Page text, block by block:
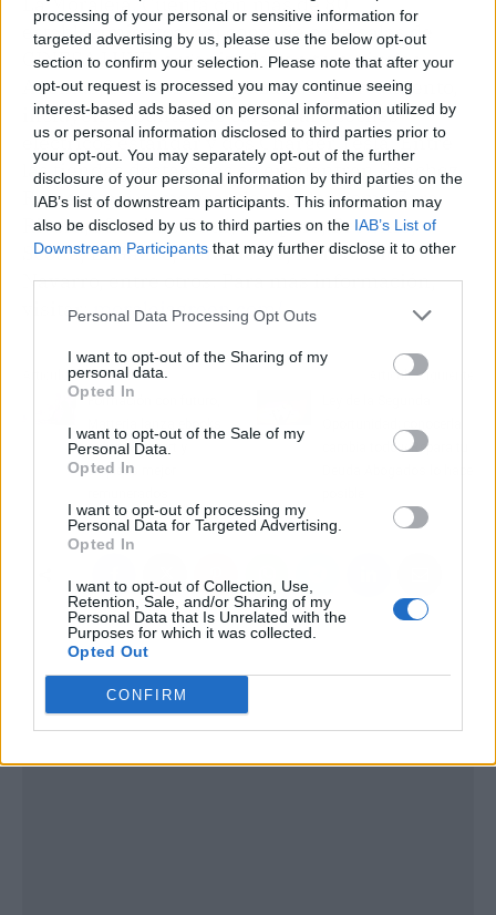
processing of your personal or sensitive information for
targeted advertising by us, please use the below opt-out
section to confirm your selection. Please note that after your
opt-out request is processed you may continue seeing
interest-based ads based on personal information utilized by
us or personal information disclosed to third parties prior to
your opt-out. You may separately opt-out of the further
disclosure of your personal information by third parties on the
IAB’s list of downstream participants. This information may
also be disclosed by us to third parties on the IAB’s List of
Downstream Participants that may further disclose it to other
Personal Data Processing Opt Outs
I want to opt-out of the Sharing of my
personal data.
Opted In
I want to opt-out of the Sale of my
Personal Data.
Opted In
I want to opt-out of processing my
Personal Data for Targeted Advertising.
Opted In
I want to opt-out of Collection, Use,
Retention, Sale, and/or Sharing of my
Personal Data that Is Unrelated with the
Purposes for which it was collected.
Opted Out
CONFIRM
establecimientos, así como de ocho salas de
CINESA LUXE, organizadas en tres niveles.
Además, ofrece 1.300 plazas de aparcamiento,
incluyendo puntos de carga para coches
eléctricos estándar y dos Charger Tesla. Entre
las tiendas destacadas se encuentran Sánchez
Romero, así como grandes anclas como Zara,
Rivera, Massimo Dutti, Scalpers, Brownie,
Scotta, El Ganso, Zara Home, Herbolarios
Navarro, entre otros. Para más información,
visitar:moralejagreen.com/.
Artículo anterior
Formación con futuro,
Matteria lanza ebooks
sobre FP expert y
empleos mejor
Artículo siguiente
cambia todo y Repara tu